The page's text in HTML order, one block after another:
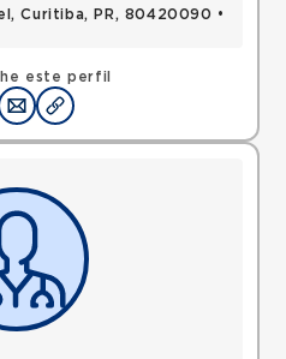
este perfil
Curitiba, PR, 80420090 •